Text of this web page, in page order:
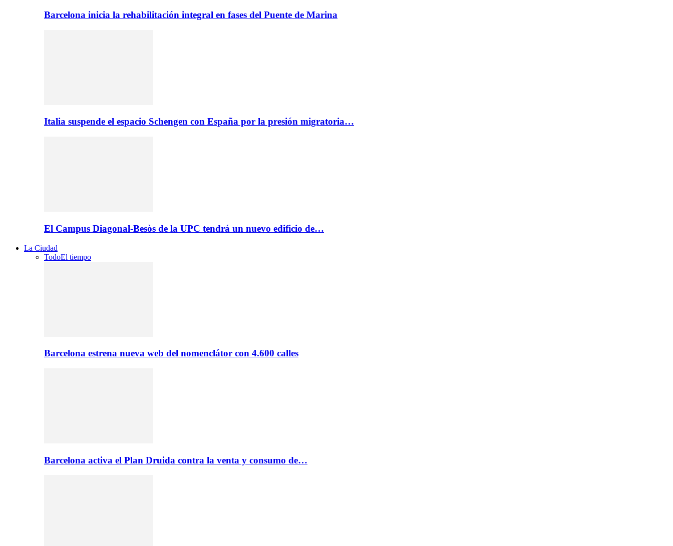
Barcelona inicia la rehabilitación integral en fases del Puente de Marina
Italia suspende el espacio Schengen con España por la presión migratoria…
El Campus Diagonal-Besòs de la UPC tendrá un nuevo edificio de…
La Ciudad
TodoEl tiempo
Barcelona estrena nueva web del nomenclátor con 4.600 calles
Barcelona activa el Plan Druida contra la venta y consumo de…